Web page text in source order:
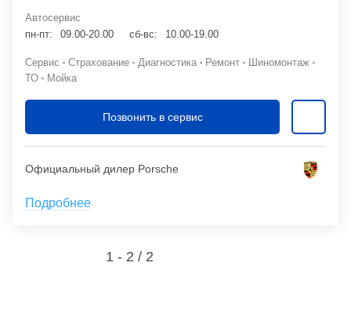
Автосервис
пн-пт:
09.00-20.00 сб-вс: 10.00-19.00
Сервис Страхование Диагностика Ремонт
Шиномонтаж
ТО
Мойка
Позвонить в сервис
Официальный дилер Porsche
Подробнее
1 - 2 / 2